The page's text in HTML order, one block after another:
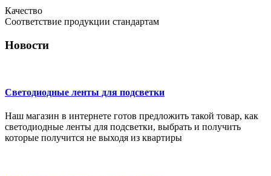
Качество
Соответствие продукции стандартам
Новости
Светодиодные ленты для подсветки
Наш магазин в интернете готов предложить такой товар, как
светодиодные ленты для подсветки, выбрать и получить
которые получится не выходя из квартиры